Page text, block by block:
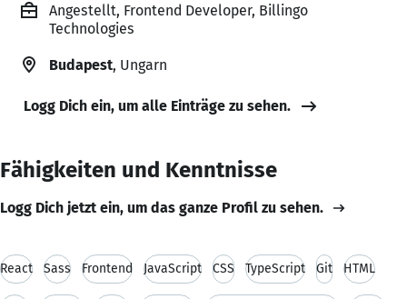
Angestellt, Frontend Developer, Billingo
Technologies
Budapest, Ungarn
Logg Dich ein, um alle Einträge zu sehen.
Fähigkeiten und Kenntnisse
Logg Dich jetzt ein, um das ganze Profil zu sehen.
React Sass Frontend JavaScript CSS TypeScript Git HTML